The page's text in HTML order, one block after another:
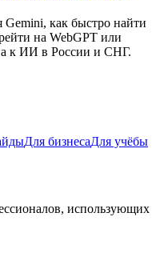
Gemini, как быстро найти
на WebGPT или
к ИИ в России и СНГ.
Для бизнесаДля учёбы
использующих